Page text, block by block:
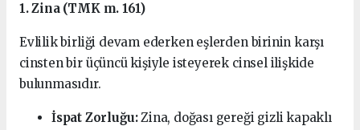
1. Zina (TMK m. 161)
Evlilik birliği devam ederken eşlerden birinin karşı
cinsten bir üçüncü kişiyle isteyerek cinsel ilişkide
bulunmasıdır.
İspat Zorluğu:Zina, doğası gereği gizli kapaklı